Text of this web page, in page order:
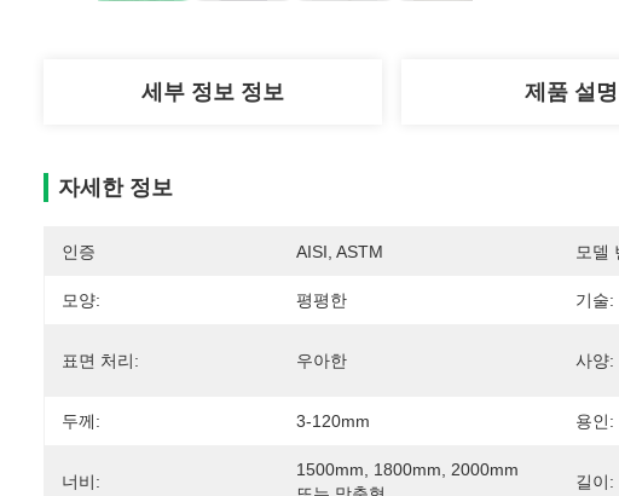
세부 정보 정보 제품 설명
자세한 정보
인증 AISI, ASTM 모델
모양: 평평한 기술:
표면 처리: 우아한 사양:
두께: 3-120mm 용인:
너비:
1500mm, 1800mm, 2000mm
길이: